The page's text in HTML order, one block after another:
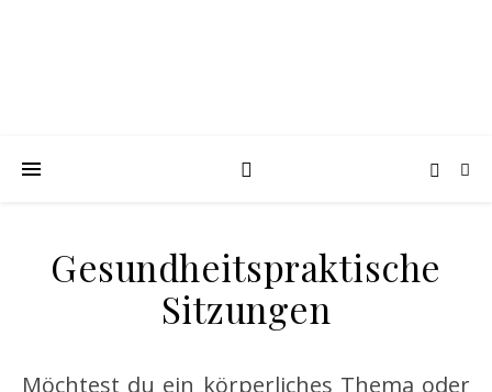
Gesundheitspraktische
Sitzungen
Möchtest du ein körperliches Thema oder